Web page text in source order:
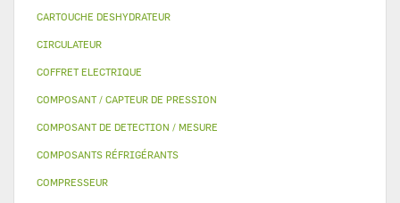
CARTOUCHE DESHYDRATEUR
CIRCULATEUR
COFFRET ELECTRIQUE
COMPOSANT / CAPTEUR DE PRESSION
COMPOSANT DE DETECTION / MESURE
COMPOSANTS RÉFRIGÉRANTS
COMPRESSEUR